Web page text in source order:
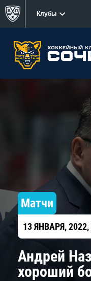
Клубы
Матчи
13 ЯНВАРЯ, 2022,
Андрей
хороший